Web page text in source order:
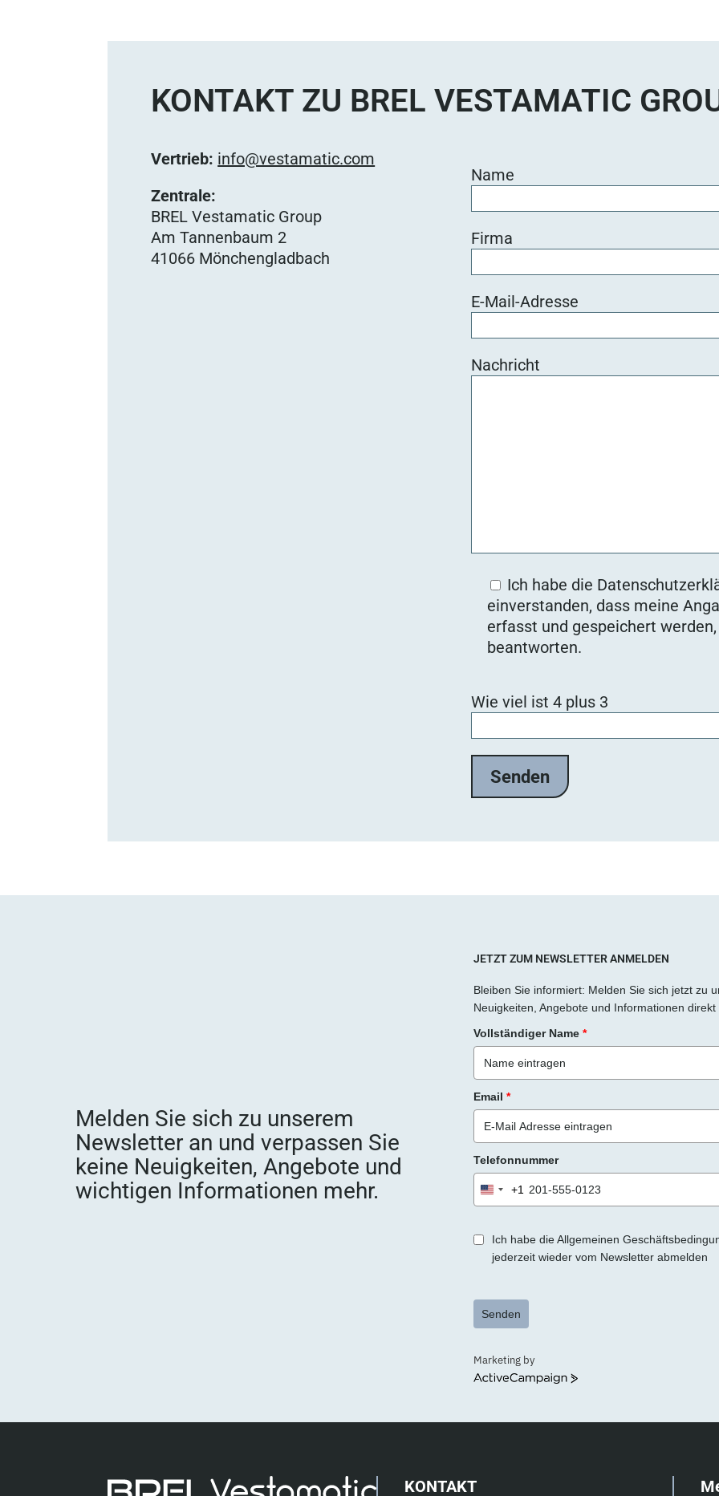
KONTAKT ZU BREL VESTAMATIC
Vertrieb: info@vestamatic.com
Zentrale:
BREL Vestamatic Group
Am Tannenbaum 2
41066 Mönchengladbach
Name
Firma
E-Mail-Adresse
Nachricht
Ich habe die
einverstanden, dass meine
erfasst und gespeichert
beantworten.
i
d
s
s
e
d
l
e
r
Wie viel ist 4 plus 3
Melden Sie sich zu unserem
Newsletter an und verpassen Sie
keine Neuigkeiten, Angebote und
wichtigen Informationen mehr.
JETZT ZUM NEWSLETTER ANMELDEN
Bleiben Sie informiert: Melden Sie sich jetzt zu
Neuigkeiten, Angebote und Informationen
Vollständiger Name *
Email *
Telefonnummer
United
+1
Ich habe die Allgemeinen
jederzeit wieder vom Newsletter abmelden
Senden
Marketing by
ActiveCampaign
KONTAKT